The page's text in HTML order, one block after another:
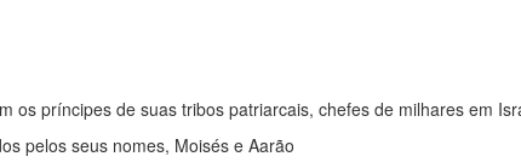
os príncipes de suas tribos patriarcais, chefes de milhares em
pelos seus nomes, Moisés e Aarão